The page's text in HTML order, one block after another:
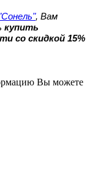
, Вам
купить
со скидкой 15%
Вы можете